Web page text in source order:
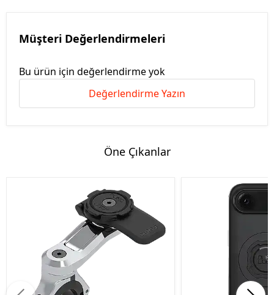
Müşteri Değerlendirmeleri
Bu ürün için değerlendirme yok
Değerlendirme Yazın
Öne Çıkanlar